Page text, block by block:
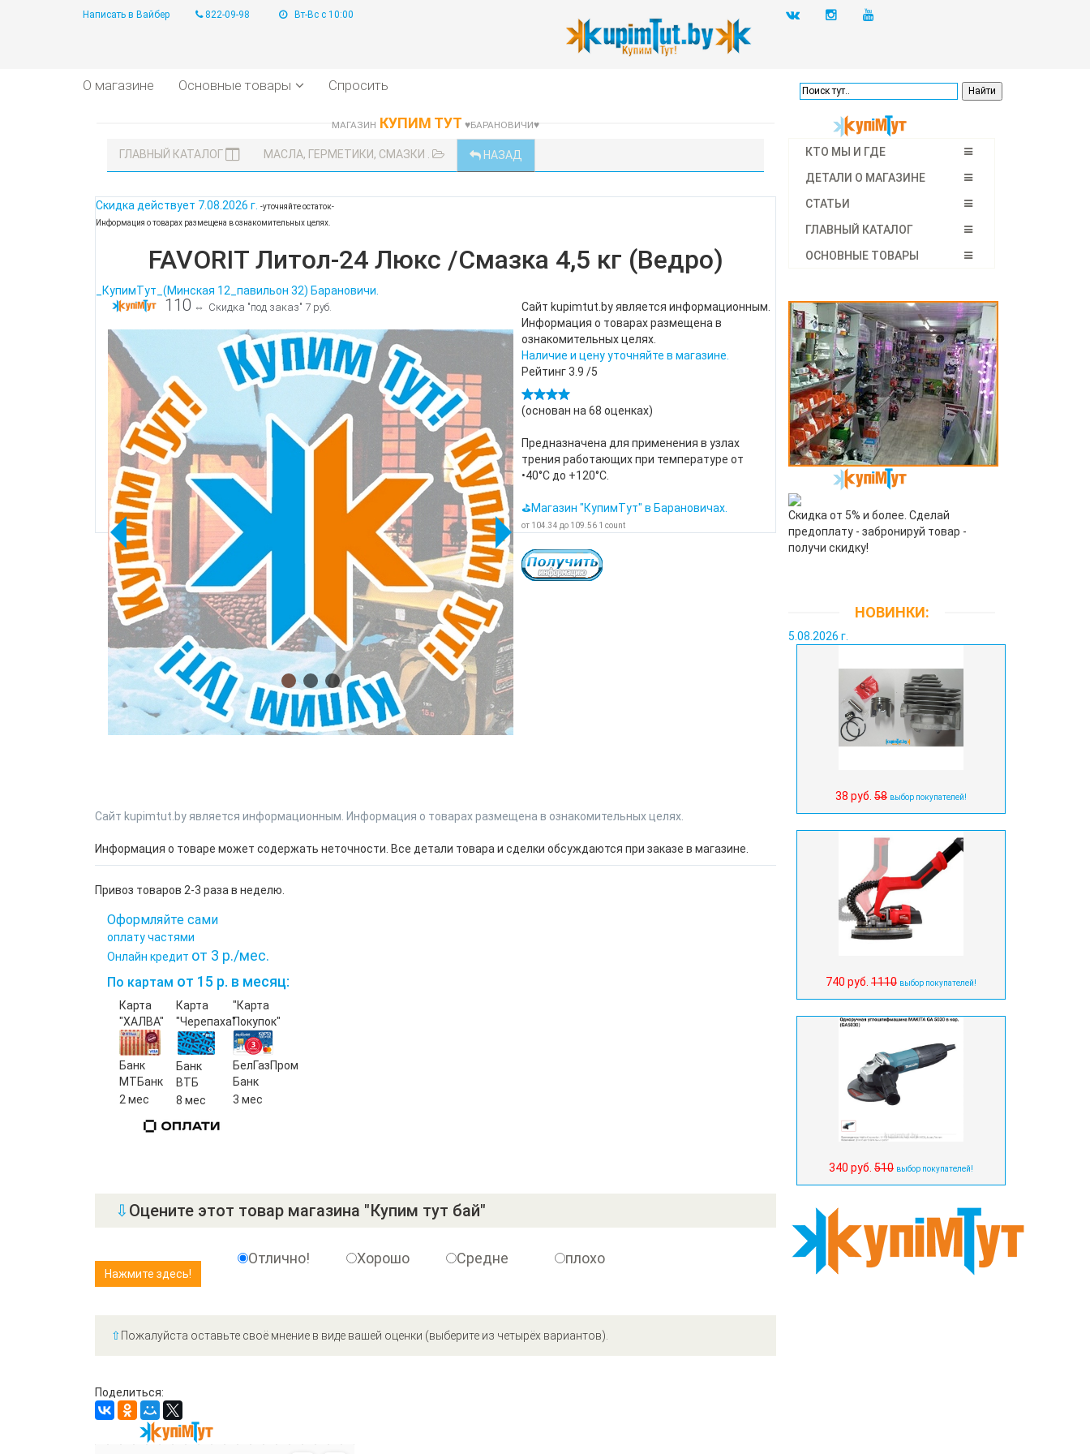
Написать в Вайбер 822-09-98 Вт-Вс с 10:00
О магазине Основные товары Спросить
МАГАЗИН КУПИМ ТУТ ♥БАРАНОВИЧИ♥
ГЛАВНЫЙ КАТАЛОГ МАСЛА, ГЕРМЕТИКИ, СМАЗКИ . НАЗАД
Скидка действует 7.08.2026 г. -уточняйте остаток-
Информация о товарах размещена в ознакомительных целях.
FAVORIT Литол-24 Люкс /Смазка 4,5 кг (Ведро)
_КупимТут_(Минская 12_павильон 32) Барановичи.
110 ⇔ Скидка "под заказ" 7 руб.
Сайт kupimtut.by является информационным.
Информация о товарах размещена в
ознакомительных целях.
Наличие и цену уточняйте в магазине.
Рейтинг3.9 /5
(основан на 68 оценках)
Предназначена для применения в узлах
трения работающих при температуре от
•40°С до +120°С.
⛳Магазин "КупимТут" в Барановичах.
от 104.34 до 109.56 1 count
Сайт kupimtut.by является информационным. Информация о товарах размещена в ознакомительных целях.
Информация о товаре может содержать неточности. Все детали товара и сделки обсуждаются при заказе в магазине.
Привоз товаров 2-3 раза в неделю.
Оформляйте сами
оплату частями
Онлайн кредит от 3 р./мес.
По картам от 15 р. в месяц:
Карта
"ХАЛВА"
Банк
МТБанк
2 мес
Карта
"Черепаха"
Банк
ВТБ
8 мес
"Карта
Покупок"
БелГазПром
Банк
3 мес
⇩ Оцените этот товар магазина "Купим тут бай"
Отлично! Хорошо Средне плохо
⇧ Пожалуйста оставьте своё мнение в виде вашей оценки (выберите из четырёх вариантов).
Поделиться:
КТО МЫ И ГДЕ
ДЕТАЛИ О МАГАЗИНЕ
СТАТЬИ
ГЛАВНЫЙ КАТАЛОГ
ОСНОВНЫЕ ТОВАРЫ
Скидка от 5% и более. Сделай
предоплату - забронируй товар -
получи скидку!
НОВИНКИ:
5.08.2026 г.
38 руб. 58 выбор покупателей!
740 руб. 1110 выбор покупателей!
340 руб. 510 выбор покупателей!